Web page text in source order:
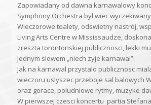
Zapowiadany od dawna karnawalowy
Symphony Orchestra byl wiec
Wieczorowe toalety, odswietny nastrój,
Living Arts Centre w Mississaudze,
zreszta torontonskiej publicznosci, lekki
Jednym slowem „niech zyje karnawal”.
Jak na karnawal przystalo publicznosc
wieczoru uslyszec przeboje sal balowych
oraz gorace, poludniowe rytmy, muzyke
W pierwszej czesci koncertu partia